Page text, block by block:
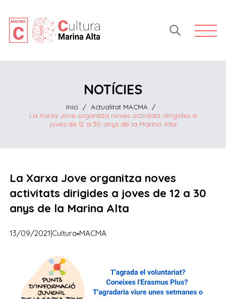
Open
NOTÍCIES
Inici / Actualitat MACMA
/
La Xarxa Jove organitza noves activitats dirigides a
joves de 12 a 30 anys de la Marina Alta
La Xarxa Jove organitza noves
activitats dirigides a joves de 12 a 30
anys de la Marina Alta
13/09/2021|Cultura·MACMA